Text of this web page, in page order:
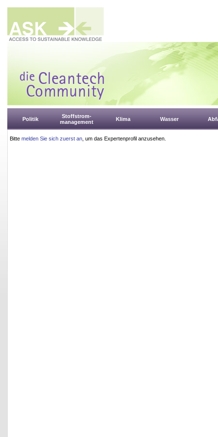
Politik
Stoffstrom-
management
Klima Wasser
Bitte melden Sie sich zuerst an , um das Expertenprofil anzusehen.